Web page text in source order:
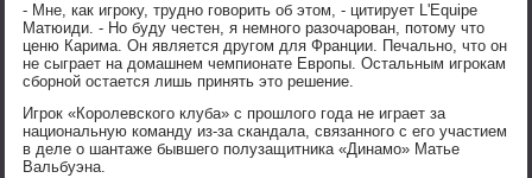
- Мне, как игроку, трудно говорить об этом, - цитирует L'Equipe
Матюиди. - Но буду честен, я немного разочарован, потому что
ценю Карима. Он является другом для Франции. Печально, что он
не сыграет на домашнем чемпионате Европы. Остальным игрокам
сборной остается лишь принять это решение.
Игрок «Королевского клуба» с прошлого года не играет за
национальную команду из-за скандала, связанного с его участием
в деле о шантаже бывшего полузащитника «Динамо» Матье
Вальбуэна.